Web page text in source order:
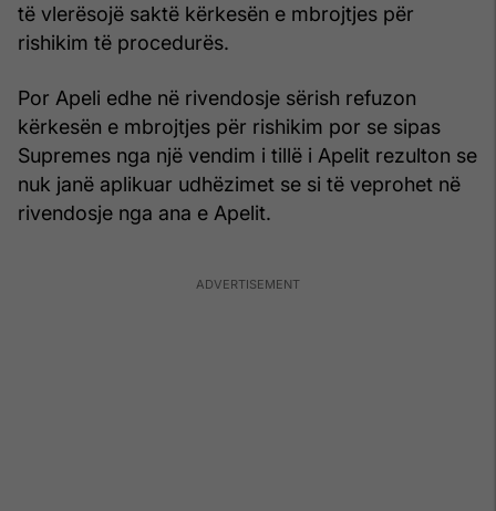
të vlerësojë saktë kërkesën e mbrojtjes për
rishikim të procedurës.
Por Apeli edhe në rivendosje sërish refuzon
kërkesën e mbrojtjes për rishikim por se sipas
Supremes nga një vendim i tillë i Apelit rezulton se
nuk janë aplikuar udhëzimet se si të veprohet në
rivendosje nga ana e Apelit.